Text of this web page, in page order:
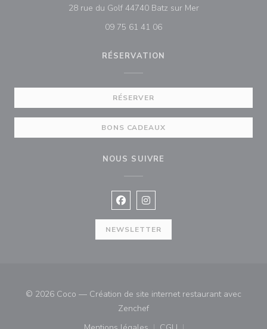
28 rue du Golf 44740 Batz sur Mer((ouvre une
09 75 61 41 06
RÉSERVATION
RÉSERVER
BONS CADEAUX
NOUS SUIVRE
Facebook ((ouvre une nouvelle
Instagram ((ouvre une
NEWSLETTER
© 2026 Coco — Création de site internet restaurant avec
Zenchef((ouvre une nouvelle fenêtre))